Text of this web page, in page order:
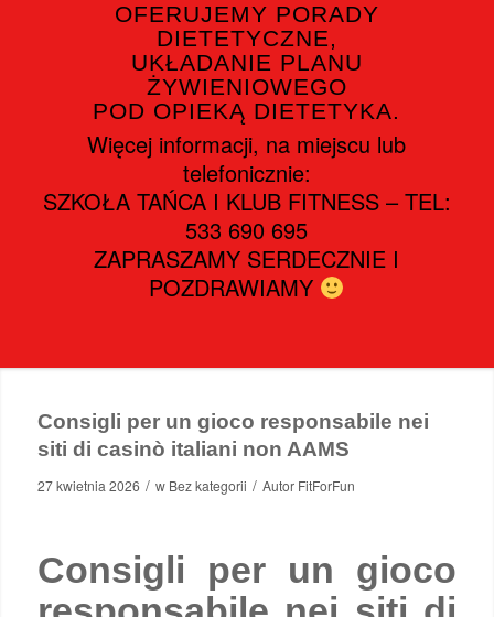
OFERUJEMY PORADY
DIETETYCZNE,
UKŁADANIE PLANU
ŻYWIENIOWEGO
POD OPIEKĄ DIETETYKA.
Więcej informacji, na miejscu lub
telefonicznie:
SZKOŁA TAŃCA I KLUB FITNESS – TEL:
533 690 695
ZAPRASZAMY SERDECZNIE I
POZDRAWIAMY
Consigli per un gioco responsabile nei
siti di casinò italiani non AAMS
27 kwietnia 2026 / w Bez kategorii / Autor FitForFun
Consigli per un gioco